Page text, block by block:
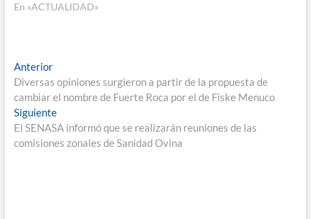
En «ACTUALIDAD»
Navegación
de
entradas
AnteriorEntrada
anterior:
Diversas opiniones surgieron a partir de la propuesta de
cambiar el nombre de Fuerte Roca por el de Fiske Menuco
SiguienteEntrada
siguiente:
El SENASA informó que se realizarán reuniones de las
comisiones zonales de Sanidad Ovina